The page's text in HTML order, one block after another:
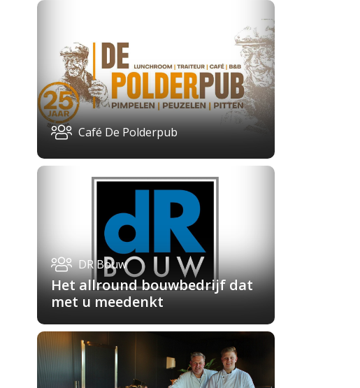
Café De Polderpub
DR Bouw
Het allround bouwbedrijf dat
met u meedenkt